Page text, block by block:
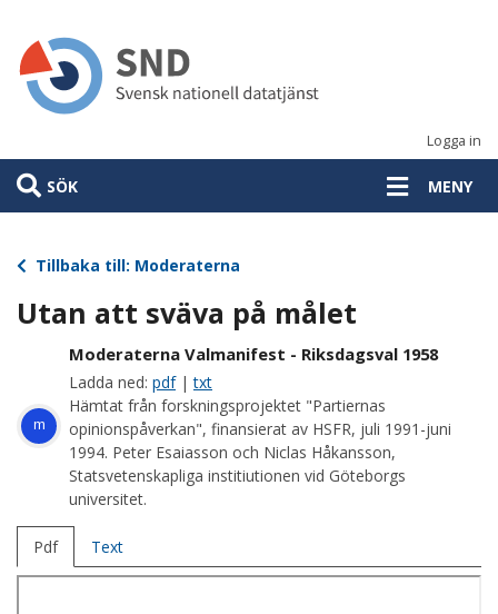
huvudinnehåll
Logga in
SÖK MENY
Tillbaka till: Moderaterna
Utan att sväva på målet
m
Moderaterna Valmanifest - Riksdagsval 1958
Ladda ned: pdf|txt
Hämtat från forskningsprojektet "Partiernas
opinionspåverkan", finansierat av HSFR, juli 1991-juni
1994. Peter Esaiasson och Niclas Håkansson,
Statsvetenskapliga institiutionen vid Göteborgs
universitet.
Pdf Text